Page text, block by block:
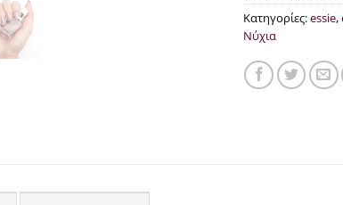
Κατηγορίες:essie,
Νύχια